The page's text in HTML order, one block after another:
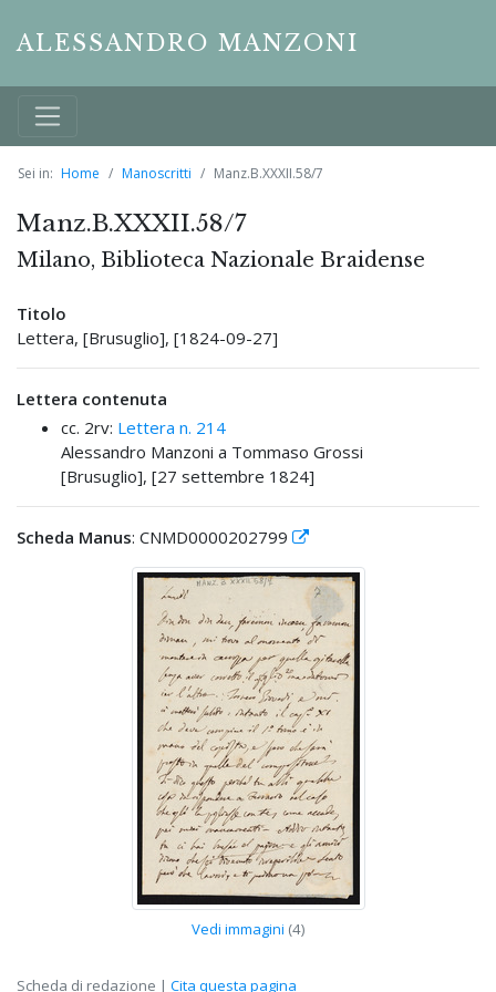
ALESSANDRO MANZONI
Sei in: Home Manoscritti Manz.B.XXXII.58/7
Manz.B.XXXII.58/7
Milano, Biblioteca Nazionale Braidense
Titolo
Lettera, [Brusuglio], [1824-09-27]
Lettera contenuta
cc. 2rv: Lettera n. 214
Alessandro Manzoni a Tommaso Grossi
[Brusuglio], [27 settembre 1824]
Scheda Manus: CNMD0000202799
Vedi immagini (4)
Scheda di redazione | Cita questa pagina